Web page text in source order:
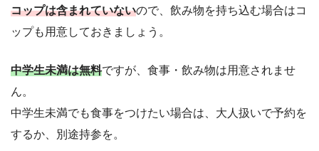
コップは含まれていないので、飲み物を持ち込む場合はコ
ップも用意しておきましょう。
中学生未満は無料ですが、食事・飲み物は用意されませ
ん。
中学生未満でも食事をつけたい場合は、大人扱いで予約を
するか、別途持参を。